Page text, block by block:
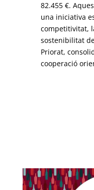
82.455 €.
una iniciativa
competitivitat,
sostenibilitat
Priorat,
cooperació